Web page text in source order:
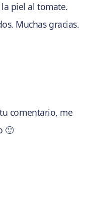
piel al tomate.
Muchas gracias.
comentario, me
🙂